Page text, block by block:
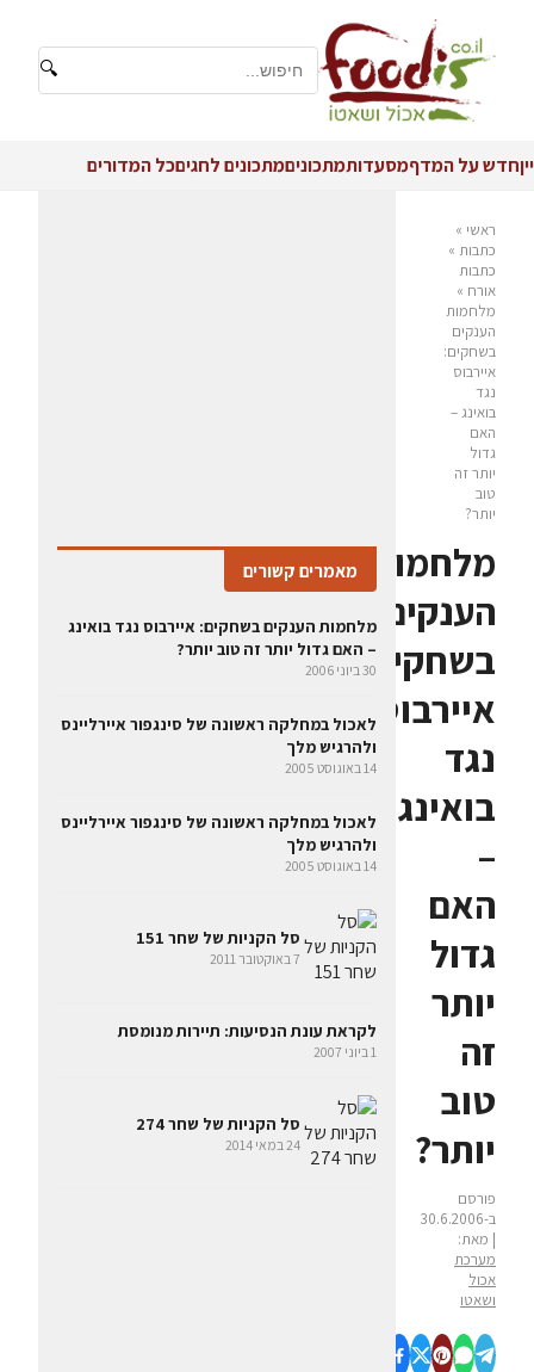
🔍
ייןחדש על המדףמסעדותמתכוניםמתכונים לחגיםכל המדורים
ראשי »
כתבות »
כתבות
אורח »
מלחמות
הענקים
בשחקים:
איירבוס
נגד
בואינג –
האם
גדול
יותר זה
טוב
יותר?
מלחמות
הענקים
בשחקים:
איירבוס
נגד
בואינג
–
האם
גדול
יותר
זה
טוב
יותר?
פורסם
ב-30.6.2006
| מאת:
מערכת
אכול
ושאטו
מאמרים קשורים
מלחמות הענקים בשחקים: איירבוס נגד בואינג
– האם גדול יותר זה טוב יותר?
30 ביוני 2006
לאכול במחלקה ראשונה של סינגפור איירליינס
ולהרגיש מלך
14 באוגוסט 2005
לאכול במחלקה ראשונה של סינגפור איירליינס
ולהרגיש מלך
14 באוגוסט 2005
סל הקניות של שחר 151
7 באוקטובר 2011
לקראת עונת הנסיעות: תיירות מנומסת
1 ביוני 2007
סל הקניות של שחר 274
24 במאי 2014